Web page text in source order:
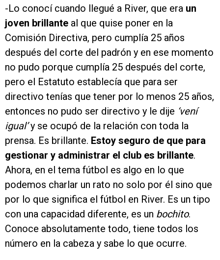
-Lo conocí cuando llegué a River, que era un
joven brillante al que quise poner en la
Comisión Directiva, pero cumplía 25 años
después del corte del padrón y en ese momento
no pudo porque cumplía 25 después del corte,
pero el Estatuto establecía que para ser
directivo tenías que tener por lo menos 25 años,
entonces no pudo ser directivo y le dije ‘vení
igual’y se ocupó de la relación con toda la
prensa. Es brillante. Estoy seguro de que para
gestionar y administrar el club es brillante.
Ahora, en el tema fútbol es algo en lo que
podemos charlar un rato no solo por él sino que
por lo que significa el fútbol en River. Es un tipo
con una capacidad diferente, es un bochito.
Conoce absolutamente todo, tiene todos los
número en la cabeza y sabe lo que ocurre.